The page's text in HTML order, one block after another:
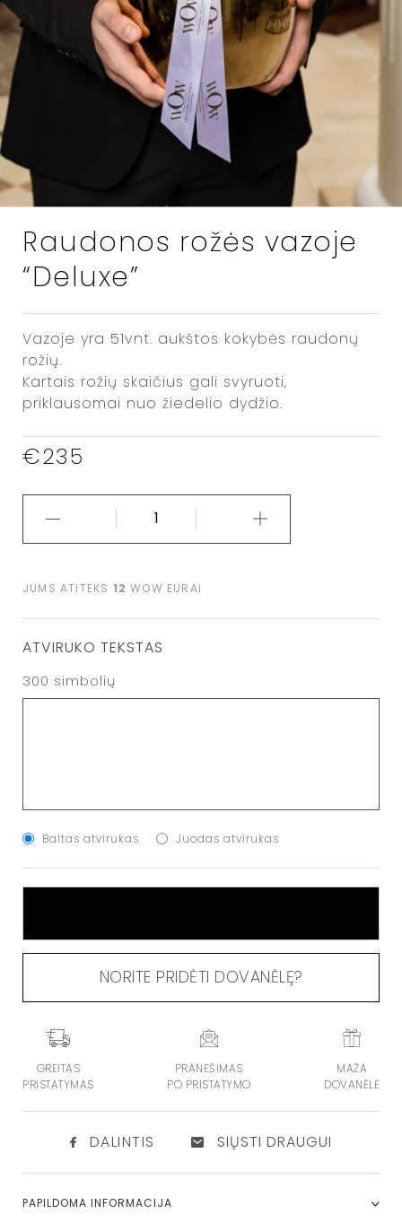
Raudonos rožės vazoje
“Deluxe”
Vazoje yra 51vnt. aukštos kokybės raudonų
rožių.
Kartais rožių skaičius gali svyruoti,
priklausomai nuo žiedelio dydžio.
€235
JUMS ATITEKS 12 WOW EURAI
ATVIRUKO TEKSTAS
300 simbolių
Baltas atvirukas Juodas atvirukas
NORITE PRIDĖTI DOVANĖLĘ?
GREITAS
PRISTATYMAS
PRANEŠIMAS
PO PRISTATYMO
MAŽA
DOVANĖLĖ
DALINTIS SIŲSTI DRAUGUI
PAPILDOMA INFORMACIJA